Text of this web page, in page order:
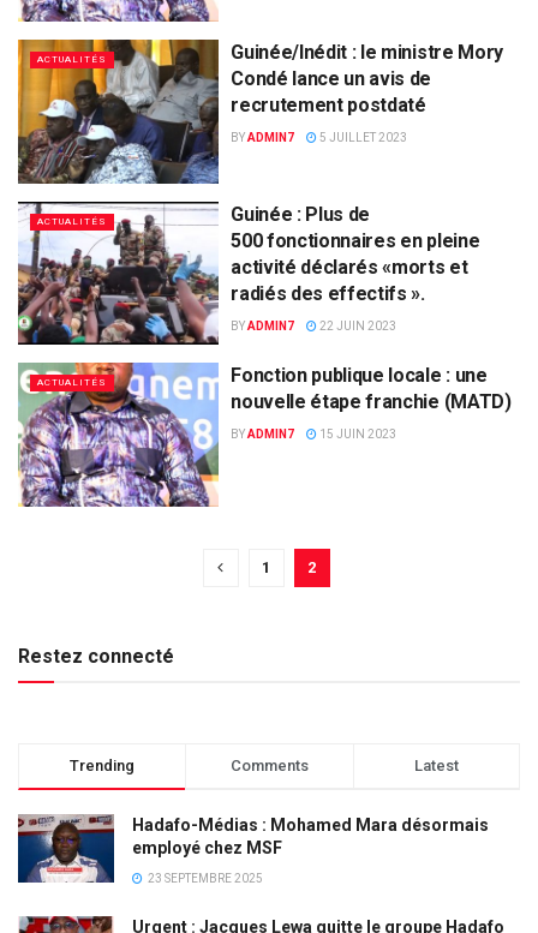
ACTUALITÉS
Guinée/Inédit : le ministre Mory
Condé lance un avis de
recrutement postdaté
BYADMIN7 5 JUILLET 2023
ACTUALITÉS
Guinée : Plus de
500 fonctionnaires en pleine
activité déclarés «morts et
radiés des effectifs ».
BYADMIN7 22 JUIN 2023
ACTUALITÉS
Fonction publique locale : une
nouvelle étape franchie (MATD)
BYADMIN7 15 JUIN 2023
1 2
Restez connecté
Trending Comments Latest
Hadafo-Médias : Mohamed Mara désormais
employé chez MSF
23 SEPTEMBRE 2025
Urgent : Jacques Lewa quitte le groupe Hadafo